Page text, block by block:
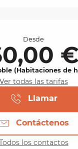
Desde
€
(Habitaciones de
Ver todas las tarifas
Llamar
Contáctenos
los contactos